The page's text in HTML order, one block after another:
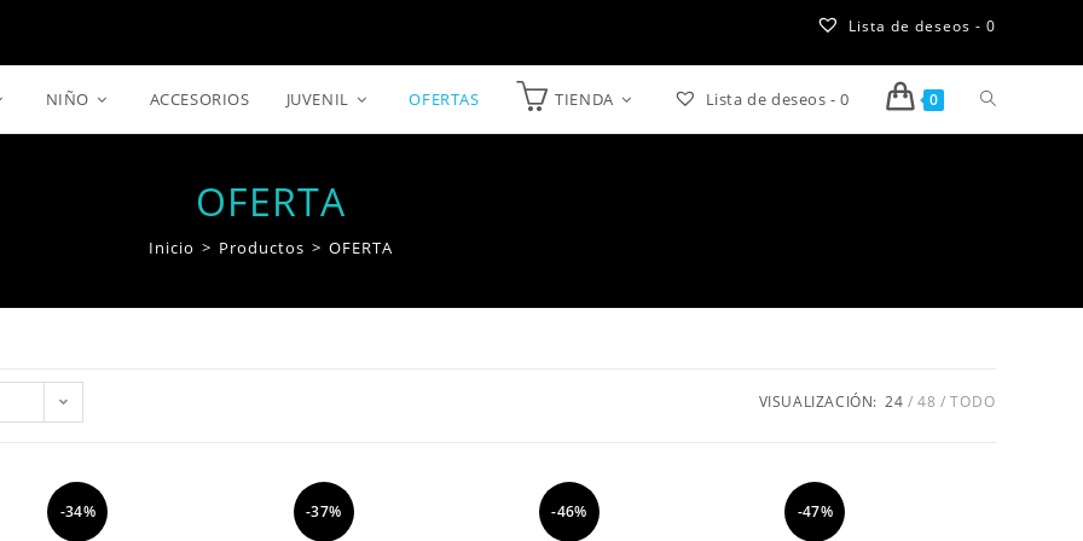
Lista de deseos - 0
NIÑO ACCESORIOS JUVENIL OFERTAS TIENDA Lista de deseos - 0 0 Alternar
OFERTA
Inicio > Productos > OFERTA
VISUALIZACIÓN: 24 48 TODO
-34% -37% -46% -47%